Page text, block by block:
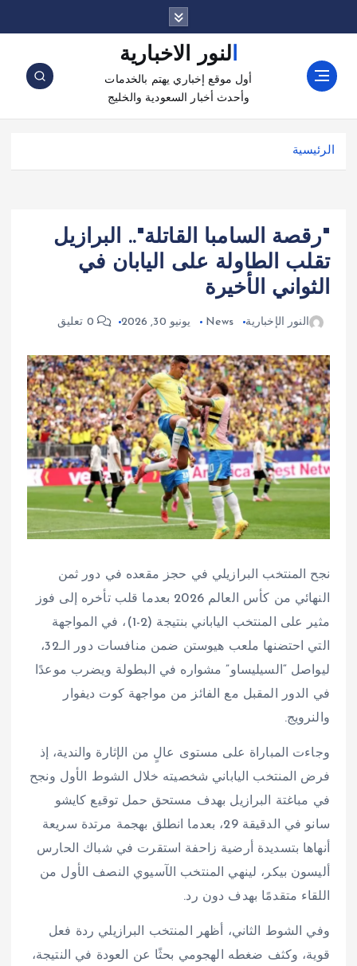
ز
النور الاخبارية
أول موقع إخباري يهتم بالخدمات
وأحدث أخبار السعودية والخليج
الرئيسية
"رقصة السامبا القاتلة".. البرازيل
تقلب الطاولة على اليابان في
الثواني الأخيرة
النور الإخبارية News يونيو 30, 2026
نجح المنتخب البرازيلي في حجز مقعده في دور ثمن
النهائي من كأس العالم 2026 بعدما قلب تأخره إلى فوز
مثير على المنتخب الياباني بنتيجة (2-1)، في المواجهة
التي احتضنها ملعب هيوستن ضمن منافسات دور الـ32،
ليواصل “السيليساو” مشواره في البطولة ويضرب موعدًا
في الدور المقبل مع الفائز من مواجهة كوت ديفوار
والنرويج.
وجاءت المباراة على مستوى عالٍ من الإثارة والندية، إذ
فرض المنتخب الياباني شخصيته خلال الشوط الأول ونجح
في مباغتة البرازيل بهدف مستحق حمل توقيع كايشو
سانو في الدقيقة 29، بعدما انطلق بهجمة مرتدة سريعة
أنهاها بتسديدة أرضية زاحفة استقرت في شباك الحارس
أليسون بيكر، لينهي المنتخب الآسيوي النصف الأول من
اللقاء متقدمًا بهدف دون رد.
وفي الشوط الثاني، أظهر المنتخب البرازيلي ردة فعل
قوية، وكثف ضغطه الهجومي بحثًا عن العودة في النتيجة،